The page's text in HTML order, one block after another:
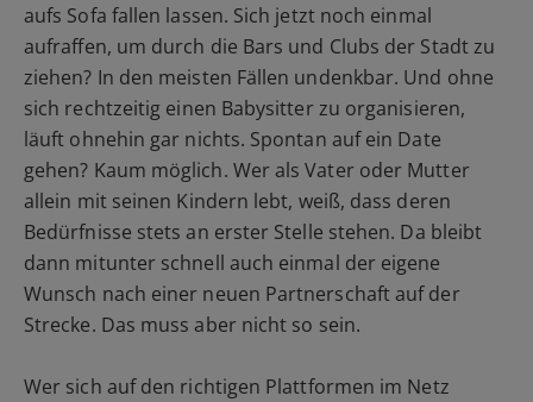
aufs Sofa fallen lassen. Sich jetzt noch einmal
aufraffen, um durch die Bars und Clubs der Stadt zu
ziehen? In den meisten Fällen undenkbar. Und ohne
sich rechtzeitig einen Babysitter zu organisieren,
läuft ohnehin gar nichts. Spontan auf ein Date
gehen? Kaum möglich. Wer als Vater oder Mutter
allein mit seinen Kindern lebt, weiß, dass deren
Bedürfnisse stets an erster Stelle stehen. Da bleibt
dann mitunter schnell auch einmal der eigene
Wunsch nach einer neuen Partnerschaft auf der
Strecke. Das muss aber nicht so sein.
Wer sich auf den richtigen Plattformen im Netz